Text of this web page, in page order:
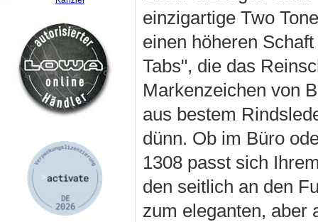
einzigartige Two
einen höheren
Tabs", die das
Markenzeichen von
aus bestem
dünn. Ob im Büro
1308 passt sich
den seitlich an den
zum eleganten, aber